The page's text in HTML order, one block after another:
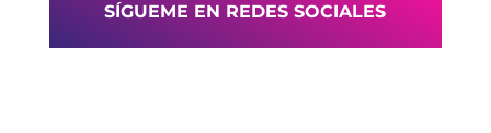
SÍGUEME EN REDES SOCIALES